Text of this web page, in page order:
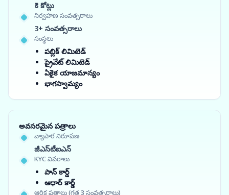
₹3 కోట్లు
నిర్వహణ సంవత్సరాలు
3+ సంవత్సరాలు
సంస్థలు
పబ్లిక్ లిమిటెడ్
ప్రైవేట్ లిమిటెడ్
ఏకైక యాజమాన్యం
భాగస్వామ్యం
అవసరమైన పత్రాలు
వ్యాపార నిరూపణ
జీఎస్‌టీఐఎన్
KYC వివరాలు
పాన్ కార్డ్
ఆధార్ కార్డ్
ఆర్థిక పత్రాలు (గత 3 సంవత్సరాలు)